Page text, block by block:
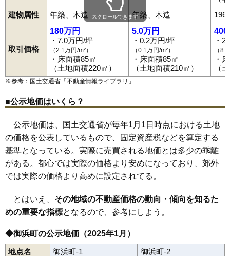
建物属性
年築、木造 年築、木造
取引価格
180万円
・7.0万円/坪
（2.1万円/m²）
・床面積85㎡
（土地面積220㎡）
5.0万円
・0.2万円/坪
（0.1万円/m²）
・床面積85㎡
（土地面積210㎡）
400
・
（
・
（
スクロールできます
※参考：国土交通省「 不動産情報ライブラリ 」
■公示地価はいくら？
公示地価は、国土交通省が毎年1月1日時点における土地
の価格を公表しているもので、固定資産税などを算定する
基準となっている。実際に売買される地価とは多少の乖離
がある。都心では実際の価格より安めになっており、郊外
では実際の価格より高めに設定されてる。
とはいえ、 その地域の不動産価格の動向・傾向を知るた
めの重要な指標となるので、参考にしよう。
◆御浜町の公示地価（2025年1月）
地点名 御浜町-1 御浜町-2